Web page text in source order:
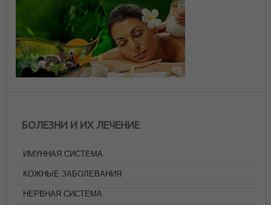
БОЛЕЗНИ И ИХ ЛЕЧЕНИЕ
ИМУННАЯ СИСТЕМА
КОЖНЫЕ ЗАБОЛЕВАНИЯ
НЕРВНАЯ СИСТЕМА